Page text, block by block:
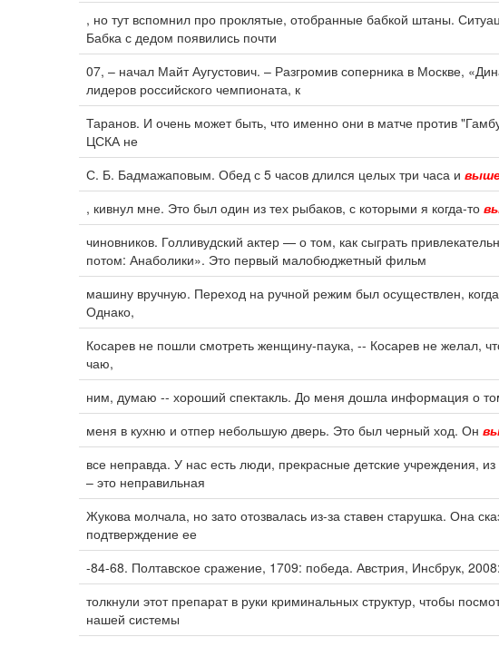
, но тут вспомнил про проклятые, отобранные бабкой штаны.
Бабка с дедом появились почти
07, – начал Майт Аугустович. – Разгромив соперника в Москве,
лидеров российского чемпионата, к
Таранов. И очень может быть, что именно они в матче против
ЦСКА не
С. Б. Бадмажаповым. Обед с 5 часов длился целых три часа и
, кивнул мне. Это был один из тех рыбаков, с которыми я когда-то
чиновников. Голливудский актер — о том, как сыграть
потом: Анаболики». Это первый малобюджетный фильм
машину вручную. Переход на ручной режим был осуществлен,
Однако,
Косарев не пошли смотреть женщину-паука, -- Косарев не желал,
чаю,
ним, думаю -- хороший спектакль. До меня дошла информация о
меня в кухню и отпер небольшую дверь. Это был черный ход. Он
все неправда. У нас есть люди, прекрасные детские учреждения,
– это неправильная
Жукова молчала, но зато отозвалась из-за ставен старушка. Она
подтверждение ее
-84-68. Полтавское сражение, 1709: победа. Австрия, Инсбрук,
толкнули этот препарат в руки криминальных структур, чтобы
нашей системы